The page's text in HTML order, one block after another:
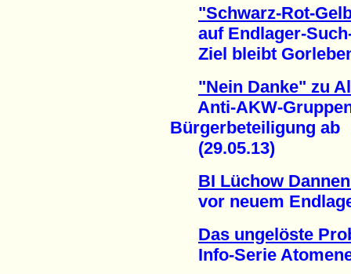
"Schwarz-Rot-
auf Endlager-
Ziel bleibt Gorleben
"Nein Danke" zu
Anti-AKW-
Bürgerbeteiligung ab
(29.05.13)
BI Lüchow
vor neuem
Das ungelöste
Info-Serie